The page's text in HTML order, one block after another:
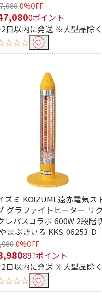
0%OFF
0ポイント
日以内に発送 ※大型品除く
ズミ KOIZUMI 遠赤電気ス
グラファイトヒーター サク
レパスコラボ 600W 2段階
まぶきいろ KKS-06253-D
0%OFF
897ポイント
日以内に発送 ※大型品除く
円